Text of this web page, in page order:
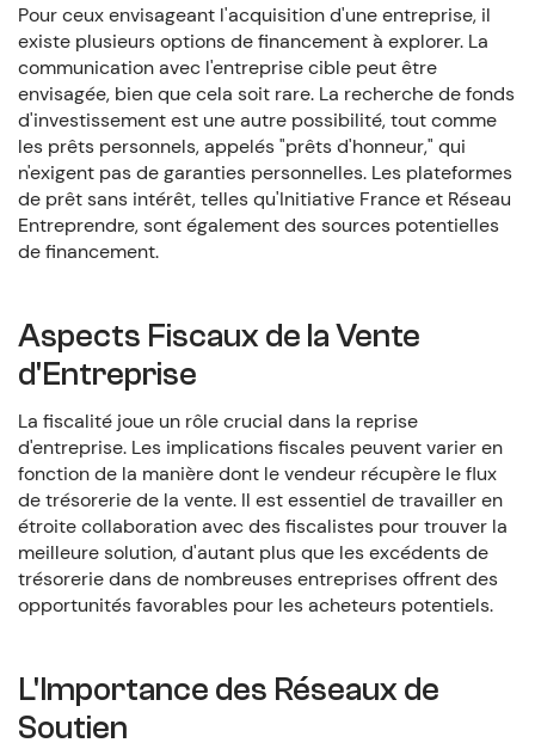
Pour ceux envisageant l'acquisition d'une entreprise, il
existe plusieurs options de financement à explorer. La
communication avec l'entreprise cible peut être
envisagée, bien que cela soit rare. La recherche de fonds
d'investissement est une autre possibilité, tout comme
les prêts personnels, appelés "prêts d'honneur," qui
n'exigent pas de garanties personnelles. Les plateformes
de prêt sans intérêt, telles qu'Initiative France et Réseau
Entreprendre, sont également des sources potentielles
de financement.
Aspects Fiscaux de la Vente
d'Entreprise
La fiscalité joue un rôle crucial dans la reprise
d'entreprise. Les implications fiscales peuvent varier en
fonction de la manière dont le vendeur récupère le flux
de trésorerie de la vente. Il est essentiel de travailler en
étroite collaboration avec des fiscalistes pour trouver la
meilleure solution, d'autant plus que les excédents de
trésorerie dans de nombreuses entreprises offrent des
opportunités favorables pour les acheteurs potentiels.
L'Importance des Réseaux de
Soutien